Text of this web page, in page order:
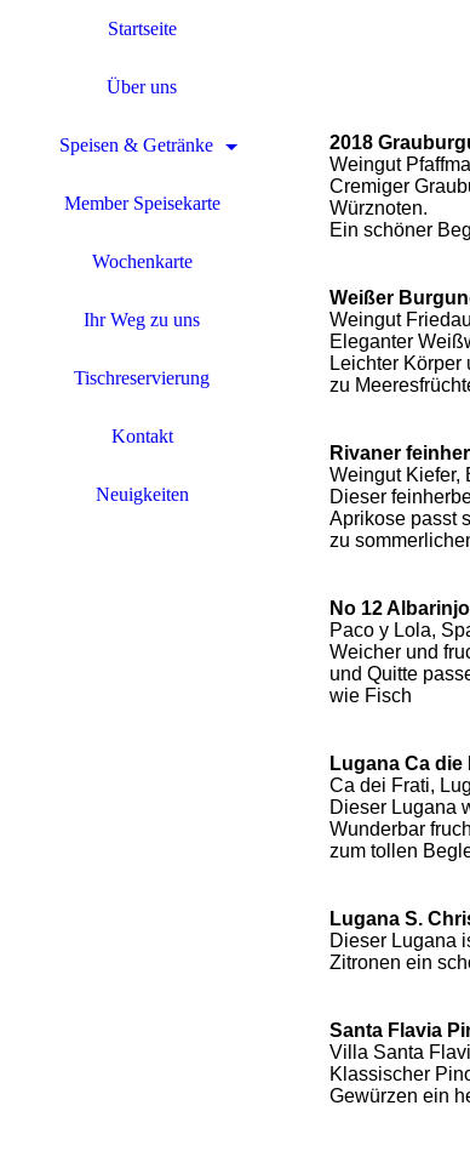
Startseite
Über uns
Speisen & Getränke
Member Speisekarte
Wochenkarte
Ihr Weg zu uns
Tischreservierung
Kontakt
Neuigkeiten
2018
Weingut
Cremiger
Würznoten.
Ein schöner
Weißer
Weingut
Eleganter
Leichter
zu M
Rivaner
Weingut Kiefer,
Dieser
Aprikose passt
zu
No 12 Albarinjo
Paco y Lola,
Weicher und
und Quitte
wie Fisch
Lugana Ca die
Ca dei Frati,
Dieser Lugana
Wunderbar
zum tollen
Lugana S.
Dieser Lugana
Zitronen ein
Santa Flavia
Villa Santa
Klassischer
Gewürzen ein